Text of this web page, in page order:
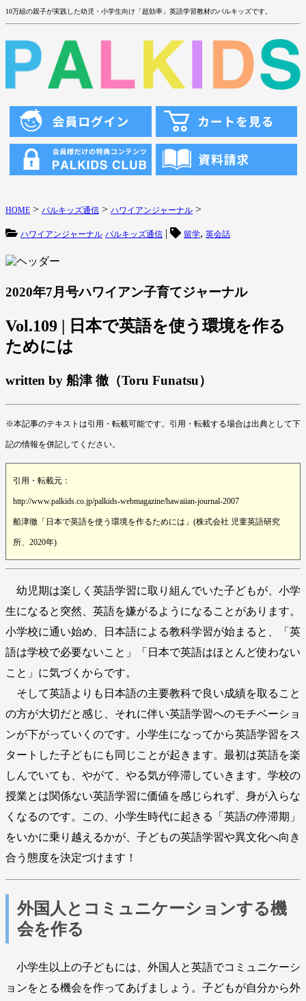
10万組の親子が実践した幼児・小学生向け「超効率」英語学習教材のパルキッズです。
HOME > パルキッズ通信 > ハワイアンジャーナル >
ハワイアンジャーナル パルキッズ通信 | 留学, 英会話
2020年7月号ハワイアン子育てジャーナル
Vol.109 | 日本で英語を使う環境を作る
ためには
written by 船津 徹（Toru Funatsu）
※本記事のテキストは引用・転載可能です。引用・転載する場合は出典として下
記の情報を併記してください。
引用・転載元：
http://www.palkids.co.jp/palkids-webmagazine/hawaiian-journal-2007
船津徹「日本で英語を使う環境を作るためには」(株式会社 児童英語研究
所、2020年)
幼児期は楽しく英語学習に取り組んでいた子どもが、小学
生になると突然、英語を嫌がるようになることがあります。
小学校に通い始め、日本語による教科学習が始まると、「英
語は学校で必要ないこと」「日本で英語はほとんど使わない
こと」に気づくからです。
そして英語よりも日本語の主要教科で良い成績を取ること
の方が大切だと感じ、それに伴い英語学習へのモチベーショ
ンが下がっていくのです。小学生になってから英語学習をス
タートした子どもにも同じことが起きます。最初は英語を楽
しんでいても、やがて、やる気が停滞していきます。学校の
授業とは関係ない英語学習に価値を感じられず、身が入らな
くなるのです。この、小学生時代に起きる「英語の停滞期」
をいかに乗り越えるかが、子どもの英語学習や異文化へ向き
合う態度を決定づけます！
外国人とコミュニケーションする機
会を作る
小学生以上の子どもには、外国人と英語でコミュニケーシ
ョンをとる機会を作ってあげましょう。子どもが自分から外